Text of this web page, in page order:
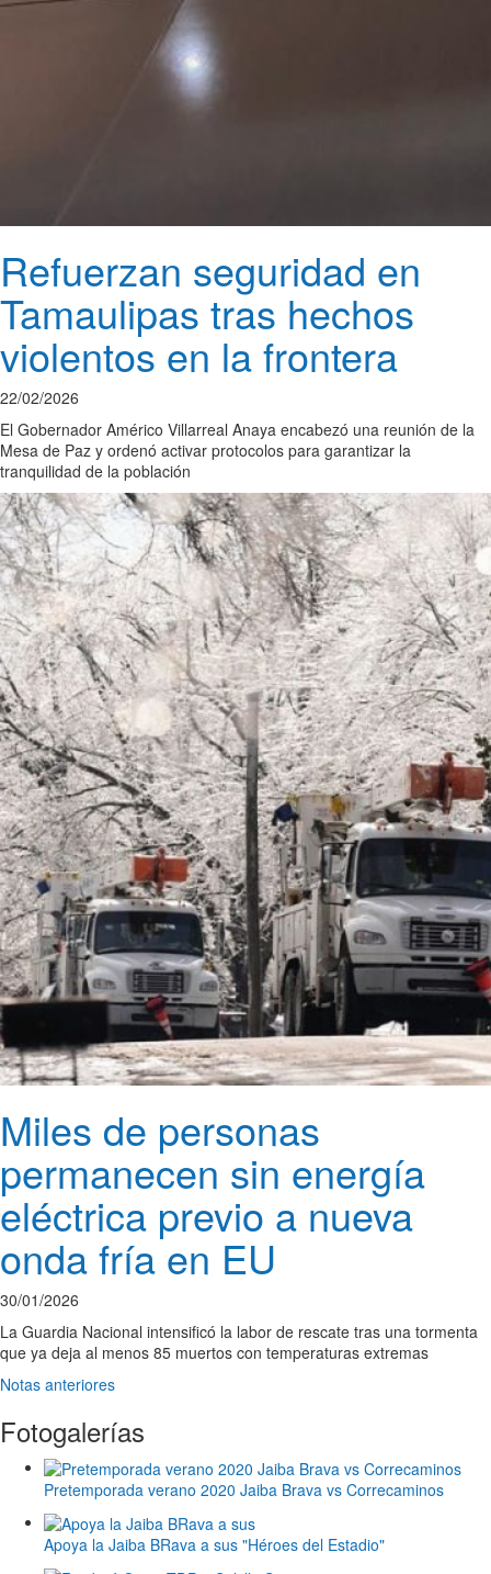
Refuerzan seguridad en
Tamaulipas tras hechos
violentos en la frontera
22/02/2026
El Gobernador Américo Villarreal Anaya encabezó una reunión de la
Mesa de Paz y ordenó activar protocolos para garantizar la
tranquilidad de la población
Miles de personas
permanecen sin energía
eléctrica previo a nueva
onda fría en EU
30/01/2026
La Guardia Nacional intensificó la labor de rescate tras una tormenta
que ya deja al menos 85 muertos con temperaturas extremas
Notas anteriores
Fotogalerías
Pretemporada verano 2020 Jaiba Brava vs Correcaminos
Apoya la Jaiba BRava a sus "Héroes del Estadio"